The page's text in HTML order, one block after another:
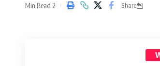
Share
2 Min Read